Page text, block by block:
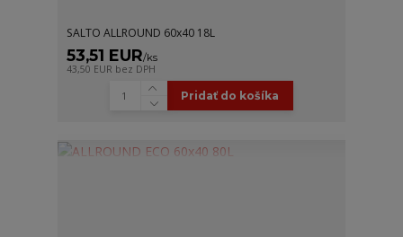
SALTO ALLROUND 60x40 18L
53,51 EUR/ks
43,50 EUR bez DPH
Pridať do košíka